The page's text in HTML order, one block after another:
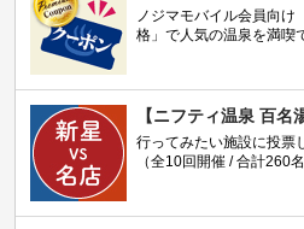
ノジマモバイル会員向
格」で人気の温泉を満喫
【ニフティ温泉 百名
行ってみたい施設に投票
（全10回開催 / 合計260名